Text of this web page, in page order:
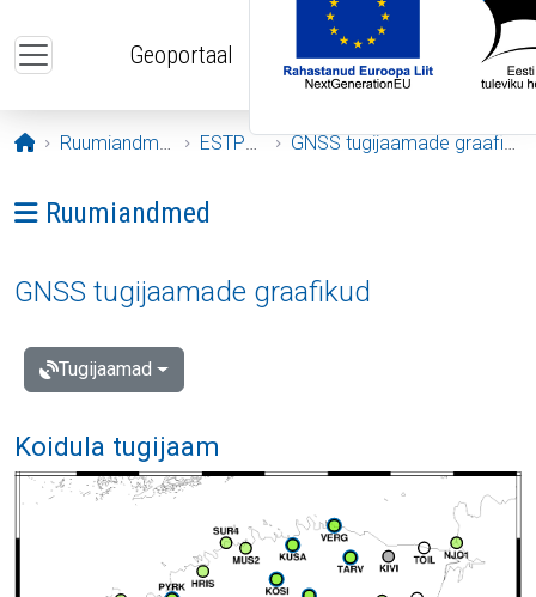
Geoportaal
Avaleht
Ruumiandmed ESTPOS GNSS tugijaamade graafikud
Ava menüü: Ruumiandmed
Ruumiandmed
GNSS tugijaamade graafikud
Tugijaamad
Koidula tugijaam